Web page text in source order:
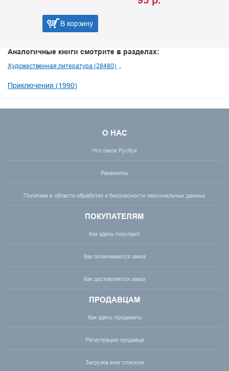
В корзину
Аналогичные книги смотрите в разделах:
Художественная литература (28480)
Приключения (1990)
О НАС
Что такое Русбук
Реквизиты
Политика в области обработки и безопасности персональных данных
ПОКУПАТЕЛЯМ
Как здесь покупают
Как оплачивается заказ
Как доставляется заказ
ПРОДАВЦАМ
Как здесь продавать
Регистрация продавца
Загрузка книг списком